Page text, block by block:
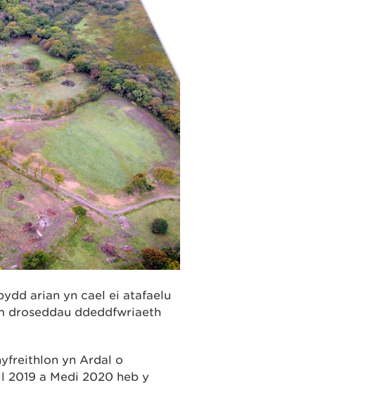
arian yn cael ei atafaelu
droseddau ddeddfwriaeth
yn Ardal o
a Medi 2020 heb y